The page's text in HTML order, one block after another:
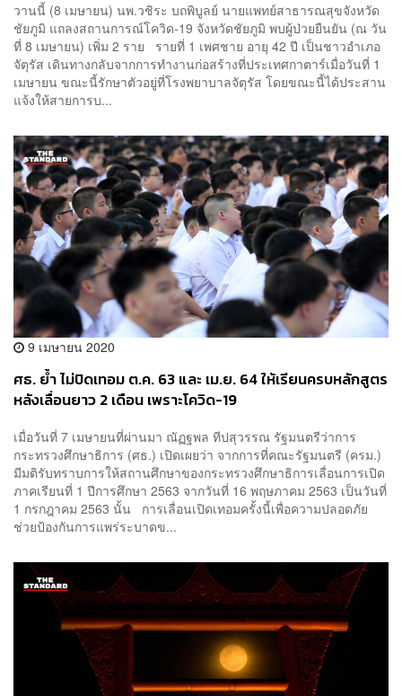
วานนี้ (8 เมษายน) นพ.วชิระ บถพิบูลย์ นายแพทย์สาธารณสุขจังหวัด
ชัยภูมิ แถลงสถานการณ์โควิด-19 จังหวัดชัยภูมิ พบผู้ป่วยยืนยัน (ณ วัน
ที่ 8 เมษายน) เพิ่ม 2 ราย รายที่ 1 เพศชาย อายุ 42 ปี เป็นชาวอำเภอ
จัตุรัส เดินทางกลับจากการทำงานก่อสร้างที่ประเทศกาตาร์เมื่อวันที่ 1
เมษายน ขณะนี้รักษาตัวอยู่ที่โรงพยาบาลจัตุรัส โดยขณะนี้ได้ประสาน
แจ้งให้สายการบ...
9 เมษายน 2020
ศธ. ย้ำ ไม่ปิดเทอม ต.ค. 63 และ เม.ย. 64 ให้เรียนครบหลักสูตร
หลังเลื่อนยาว 2 เดือน เพราะโควิด-19
เมื่อวันที่ 7 เมษายนที่ผ่านมา ณัฏฐพล ทีปสุวรรณ รัฐมนตรีว่าการ
กระทรวงศึกษาธิการ (ศธ.) เปิดเผยว่า จากการที่คณะรัฐมนตรี (ครม.)
มีมติรับทราบการให้สถานศึกษาของกระทรวงศึกษาธิการเลื่อนการเปิด
ภาคเรียนที่ 1 ปีการศึกษา 2563 จากวันที่ 16 พฤษภาคม 2563 เป็นวันที่
1 กรกฎาคม 2563 นั้น การเลื่อนเปิดเทอมครั้งนี้เพื่อความปลอดภัย
ช่วยป้องกันการแพร่ระบาดข...